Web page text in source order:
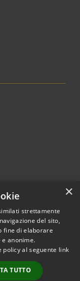
© 2026 • Comune di
Accesso
×
strettamente
del sito,
fine di elaborare
anonime.
al seguente link
TUTTO